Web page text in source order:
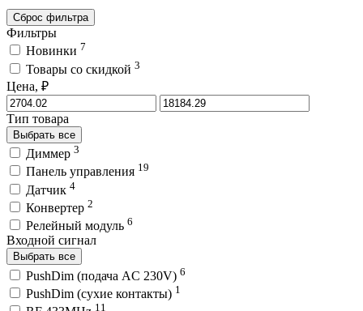
Сброс фильтра
Фильтры
Новинки 7
Товары со скидкой 3
Цена, ₽
Тип товара
Выбрать все
Диммер 3
Панель управления 19
Датчик 4
Конвертер 2
Релейный модуль 6
Входной сигнал
Выбрать все
PushDim (подача AC 230V) 6
PushDim (сухие контакты) 1
11